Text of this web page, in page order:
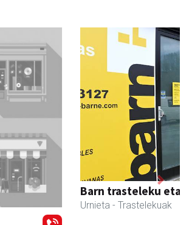
eta biltegi txikien alokairua
Next